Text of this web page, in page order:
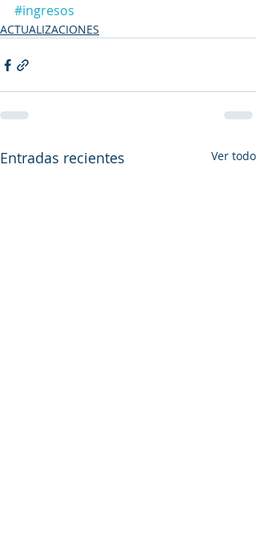
#ingresos
ACTUALIZACIONES
Entradas recientes Ver todo